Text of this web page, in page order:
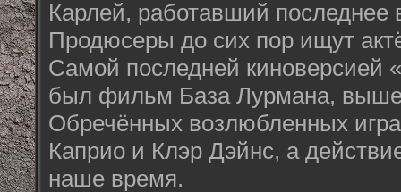
Карлей, работавший последнее
Продюсеры до сих пор ищут
Самой последней киноверсией
был фильм База Лурмана,
Обречённых возлюбленных
Каприо и Клэр Дэйнс, а
наше время.